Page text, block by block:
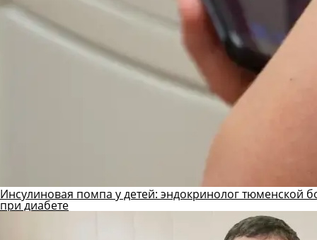
Инсулиновая помпа у детей: эндокринолог тюменской
при диабете